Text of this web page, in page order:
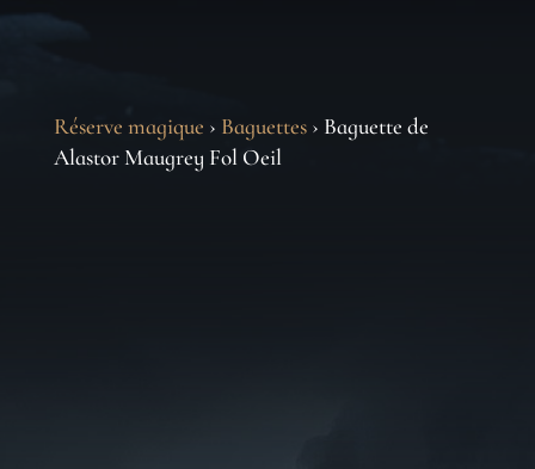
Réserve magique › Baguettes› Baguette de
Alastor Maugrey Fol Oeil